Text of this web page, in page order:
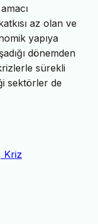
az olan ve
yapıya
dönemden
sürekli
sektörler de
Kriz